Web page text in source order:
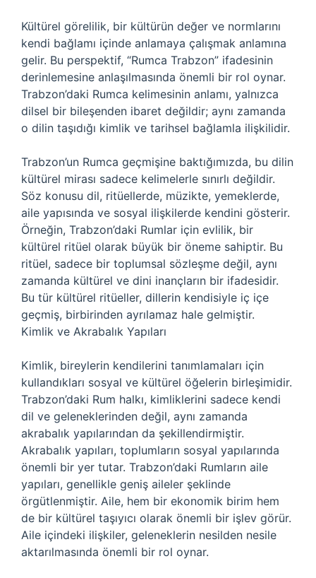
Kültürel görelilik, bir kültürün değer ve normlarını
kendi bağlamı içinde anlamaya çalışmak anlamına
gelir. Bu perspektif, “Rumca Trabzon” ifadesinin
derinlemesine anlaşılmasında önemli bir rol oynar.
Trabzon’daki Rumca kelimesinin anlamı, yalnızca
dilsel bir bileşenden ibaret değildir; aynı zamanda
o dilin taşıdığı kimlik ve tarihsel bağlamla ilişkilidir.
Trabzon’un Rumca geçmişine baktığımızda, bu dilin
kültürel mirası sadece kelimelerle sınırlı değildir.
Söz konusu dil, ritüellerde, müzikte, yemeklerde,
aile yapısında ve sosyal ilişkilerde kendini gösterir.
Örneğin, Trabzon’daki Rumlar için evlilik, bir
kültürel ritüel olarak büyük bir öneme sahiptir. Bu
ritüel, sadece bir toplumsal sözleşme değil, aynı
zamanda kültürel ve dini inançların bir ifadesidir.
Bu tür kültürel ritüeller, dillerin kendisiyle iç içe
geçmiş, birbirinden ayrılamaz hale gelmiştir.
Kimlik ve Akrabalık Yapıları
Kimlik, bireylerin kendilerini tanımlamaları için
kullandıkları sosyal ve kültürel öğelerin birleşimidir.
Trabzon’daki Rum halkı, kimliklerini sadece kendi
dil ve geleneklerinden değil, aynı zamanda
akrabalık yapılarından da şekillendirmiştir.
Akrabalık yapıları, toplumların sosyal yapılarında
önemli bir yer tutar. Trabzon’daki Rumların aile
yapıları, genellikle geniş aileler şeklinde
örgütlenmiştir. Aile, hem bir ekonomik birim hem
de bir kültürel taşıyıcı olarak önemli bir işlev görür.
Aile içindeki ilişkiler, geleneklerin nesilden nesile
aktarılmasında önemli bir rol oynar.